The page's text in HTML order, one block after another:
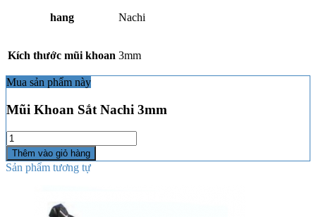
hang Nachi
Kích thước mũi khoan 3mm
Mua sản phẩm này
Mũi Khoan Sắt Nachi 3mm
Số
lượng
Thêm vào giỏ hàng
Sản phẩm tương tự